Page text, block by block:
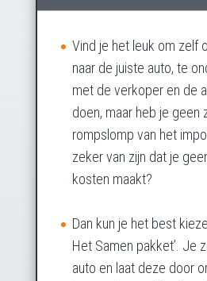
Vind je het leuk om zelf
naar de juiste auto, te
met de verkoper en de
doen, maar heb je geen
rompslomp van het
zeker van zijn dat je
kosten maakt?
Dan kun je het best
Het Samen pakket’. Je
auto en laat deze door